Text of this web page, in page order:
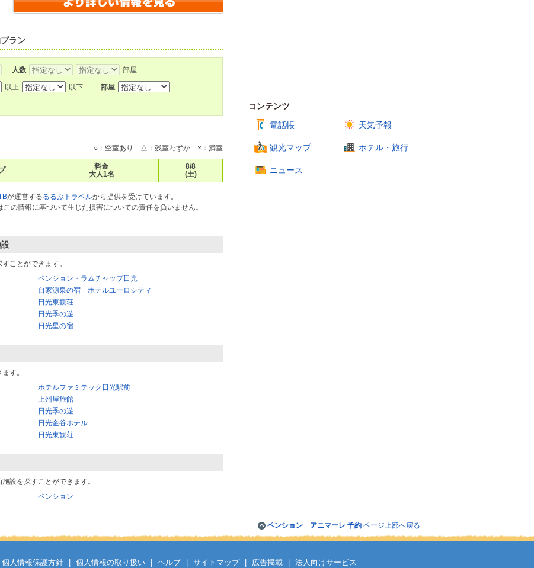
ラン
人数 部屋
以上 以下 部屋
○：空室あり △：残室わずか ×：満室
料金
大人1名
8/8
(土)
が運営するるるぶトラベルから提供を受けています。
の情報に基づいて生じた損害についての責任を負いません。
ことができます。
ペンション・ラムチャップ日光
自家源泉の宿 ホテルユーロシティ
日光東観荘
日光季の遊
日光星の宿
す。
ホテルファミテック日光駅前
上州屋旅館
日光季の遊
日光金谷ホテル
日光東観荘
設を探すことができます。
ペンション
コンテンツ
電話帳
天気予報
観光マップ ホテル・旅行
ニュース
ペンション アニマーレ 予約 ページ上部へ戻る
個人情報保護方針 個人情報の取り扱い ヘルプ サイトマップ 広告掲載 法人向けサービス